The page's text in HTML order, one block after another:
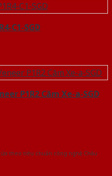
C1-SGD
P1R2 Căm Xe-a-SGD
theo tiêu chuẩn công nghệ Châu